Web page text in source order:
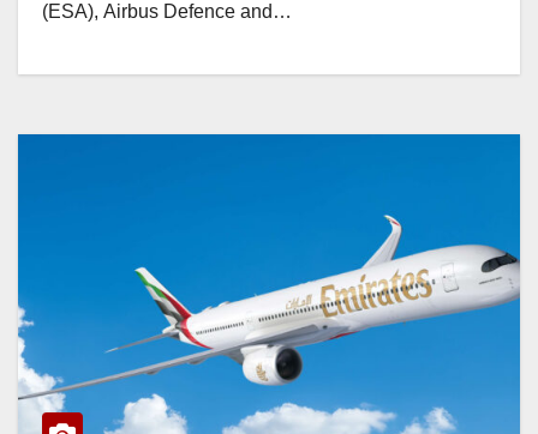
(ESA), Airbus Defence and…